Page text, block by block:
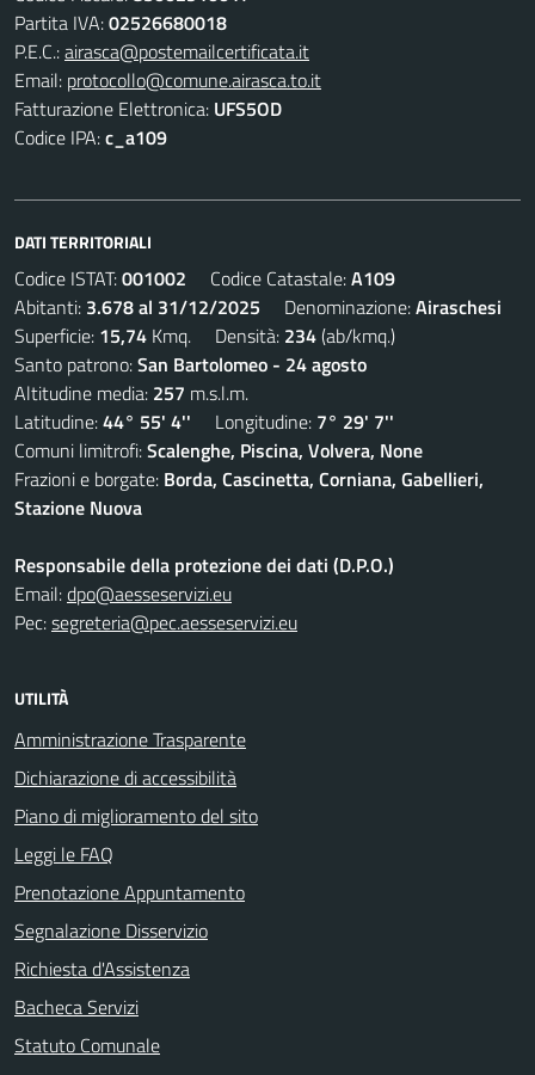
Partita IVA:02526680018
P.E.C.:airasca@postemailcertificata.it
Email: protocollo@comune.airasca.to.it
Fatturazione Elettronica: UFS5OD
Codice IPA:c_a109
DATI TERRITORIALI
Codice ISTAT:001002 Codice Catastale:A109
Abitanti: 3.678 al 31/12/2025 Denominazione:Airaschesi
Superficie: 15,74 Kmq. Densità: 234(ab/kmq.)
Santo patrono:San Bartolomeo - 24 agosto
Altitudine media: 257 m.s.l.m.
Latitudine:44° 55' 4'' Longitudine: 7° 29' 7''
Comuni limitrofi:Scalenghe, Piscina, Volvera, None
Frazioni e borgate: Borda, Cascinetta, Corniana, Gabellieri,
Stazione Nuova
Responsabile della protezione dei dati (D.P.O.)
Email:dpo@aesseservizi.eu
Pec:segreteria@pec.aesseservizi.eu
UTILITÀ
Amministrazione Trasparente
Dichiarazione di accessibilità
Piano di miglioramento del sito
Leggi le FAQ
Prenotazione Appuntamento
Segnalazione Disservizio
Richiesta d'Assistenza
Bacheca Servizi
Statuto Comunale